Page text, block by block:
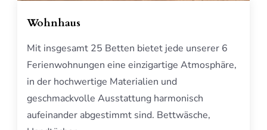
Wohnhaus
Mit insgesamt 25 Betten bietet jede unserer 6
Ferienwohnungen eine einzigartige Atmosphäre,
in der hochwertige Materialien und
geschmackvolle Ausstattung harmonisch
aufeinander abgestimmt sind. Bettwäsche,